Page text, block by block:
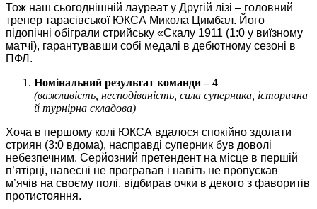
Тож наш сьогоднішній лауреат у Другій лізі – головний
тренер тарасівської ЮКСА Микола Цимбал. Його
підопічні обіграли стрийську «Скалу 1911 (1:0 у виїзному
матчі), гарантувавши собі медалі в дебютному сезоні в
ПФЛ.
Номінальний результат команди – 4
(важливість, несподіваність, сила суперника, історична
й турнірна складова)
Хоча в першому колі ЮКСА вдалося спокійно здолати
стриян (3:0 вдома), насправді суперник був доволі
небезпечним. Серйозний претендент на місце в першій
п’ятірці, навесні не програвав і навіть не пропускав
м’ячів на своєму полі, відбирав очки в декого з фаворитів
протистояння.